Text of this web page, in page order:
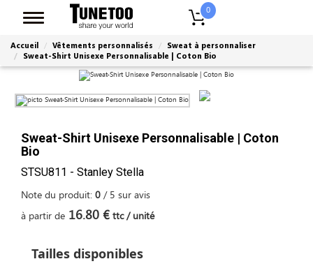
0
Accueil Vêtements personnalisés
Sweat à personnaliser
Sweat-Shirt Unisexe Personnalisable | Coton Bio
Sweat-Shirt Unisexe Personnalisable | Coton
Bio
STSU811 - Stanley Stella
Note du produit: 0 / 5 sur avis
à partir de 16.80 € ttc / unité
Tailles disponibles